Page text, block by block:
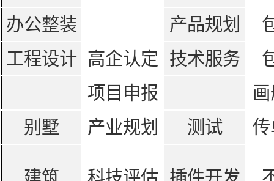
办公整装
产品规划
工程设计 高企认定 技术服务
项目申报
别墅
产业规划 测试